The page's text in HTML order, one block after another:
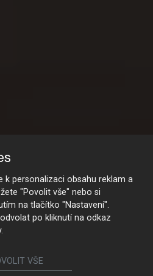
Realizace
interiéry na míru
| STO LET
Již celé století tvoříme
| SMART
| Interior
Jedna značka.
| Develop
pro Vaše projekty
k personalizaci obsahu reklam a
"Povolit vše" nebo si
na tlačítko "Nastavení".
po kliknutí na odkaz
VŠE